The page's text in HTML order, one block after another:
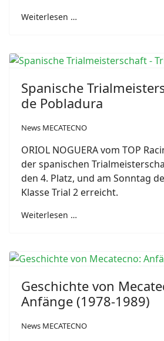
Weiterlesen …
Spanische
de Pobladura
News MECATECNO
ORIOL NOGUERA vom TOP
der spanischen
den 4. Platz, und am Sonntag
Klasse Trial 2 erreicht.
Weiterlesen …
Geschichte von
Anfänge (1978-1989)
News MECATECNO